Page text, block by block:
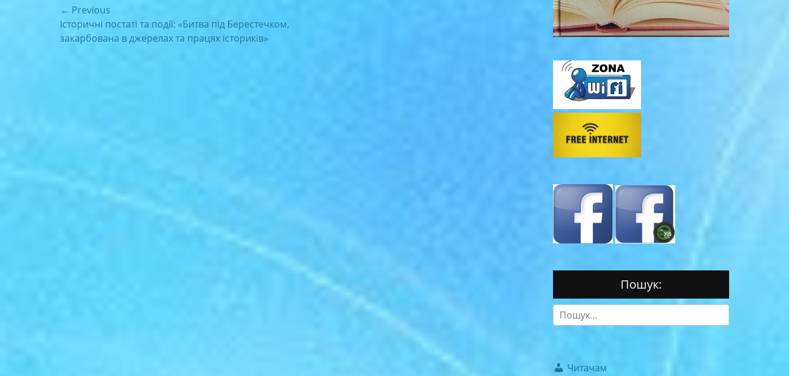
Навігація
записів
← Previous
Previous
post:
Історичні постаті та події: «Битва під Берестечком,
закарбована в джерелах та працях істориків»
Пошук:
Search
for:
Читачам